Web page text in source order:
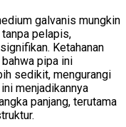
galvanis mungkin
pelapis,
Ketahanan
pipa ini
sedikit, mengurangi
menjadikannya
panjang, terutama